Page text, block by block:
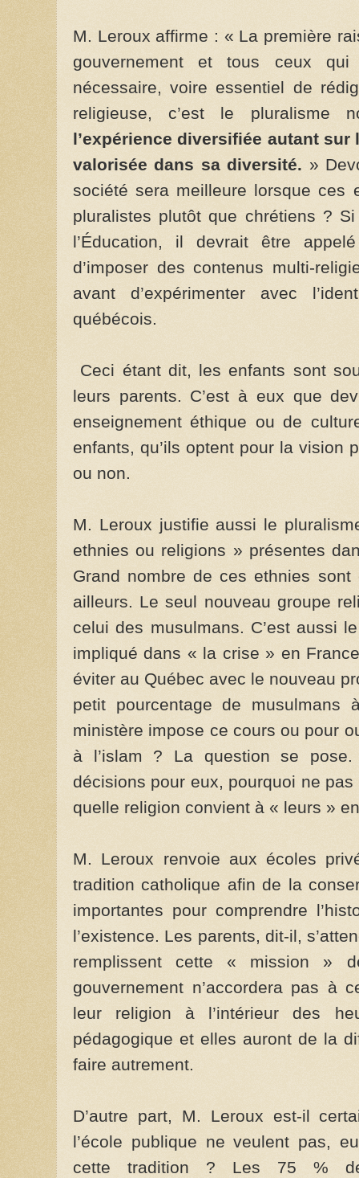
M. Leroux affirme : « La première
gouvernement et tous ceux
nécessaire, voire essentiel de
religieuse, c’est le pluralisme
l’expérience diversifiée autant
valorisée dans sa diversité. »
société sera meilleure lorsque ces
pluralistes plutôt que chrétiens ?
l’Éducation, il devrait être
d’imposer des contenus multi-
avant d’expérimenter avec
québécois.
Ceci étant dit, les enfants sont
leurs parents. C’est à eux que
enseignement éthique ou de
enfants, qu’ils optent pour la vision
ou non.
M. Leroux justifie aussi le
ethnies ou religions » présentes
Grand nombre de ces ethnies
ailleurs. Le seul nouveau groupe
celui des musulmans. C’est aussi
impliqué dans « la crise » en
éviter au Québec avec le nouveau
petit pourcentage de
ministère impose ce cours ou pour
à l’islam ? La question se
décisions pour eux, pourquoi ne
quelle religion convient à « leurs »
M. Leroux renvoie aux écoles
tradition catholique afin de la
importantes pour comprendre
l’existence. Les parents, dit-il,
remplissent cette « mission »
gouvernement n’accordera pas à
leur religion à l’intérieur des
pédagogique et elles auront de la
faire autrement.
D’autre part, M. Leroux est-il
l’école publique ne veulent pas,
cette tradition ? Les 75 %